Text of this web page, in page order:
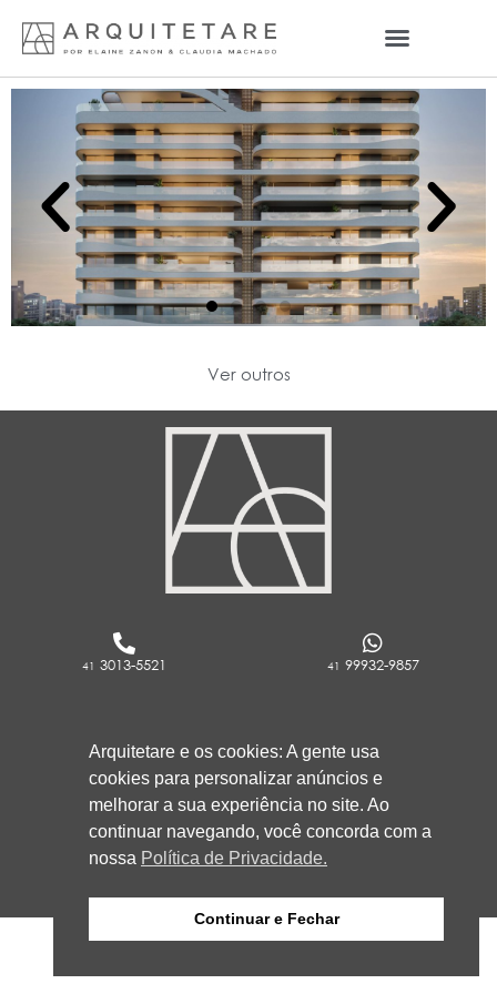
Ver outros
41 3013-5521 41 99932-9857
RUA ROCKFELLER, 736 - REBOUÇAS
CURITIBA/PR
80230-130
Arquitetare e os cookies: A gente usa
cookies para personalizar anúncios e
melhorar a sua experiência no site. Ao
continuar navegando, você concorda com a
nossa Política de Privacidade.
Continuar e Fechar